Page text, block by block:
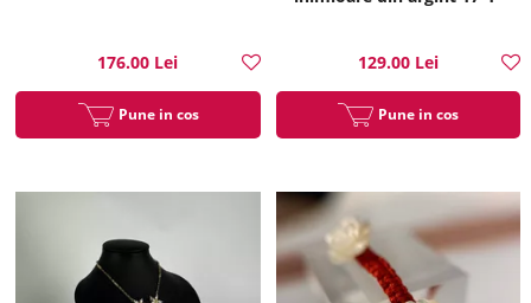
176.00 Lei
Pune in cos
129.00 Lei
Pune in cos